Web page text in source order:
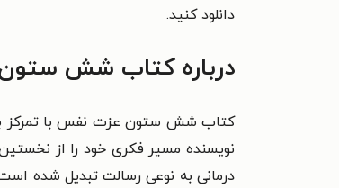
دانلود کنید.
درباره کتاب شش ستون
کتاب شش ستون عزت نفس با تمرکز بر
نویسنده مسیر فکری خود را از
درمانی به نوعی رسالت تبدیل شده